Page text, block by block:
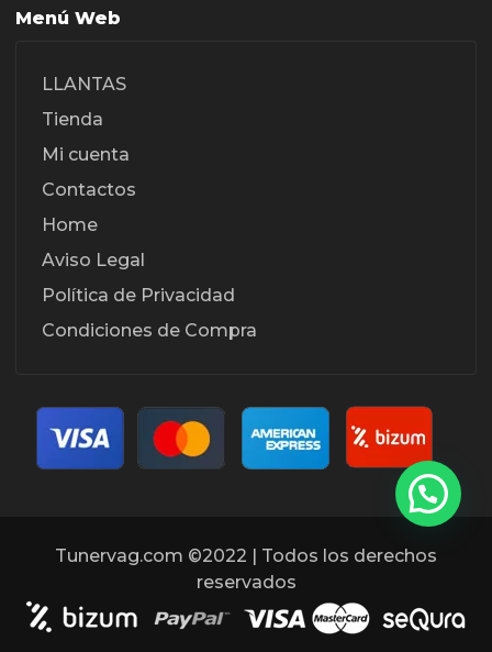
Menú Web
LLANTAS
Tienda
Mi cuenta
Contactos
Home
Aviso Legal
Política de Privacidad
Condiciones de Compra
Tunervag.com ©2022 | Todos los derechos
reservados